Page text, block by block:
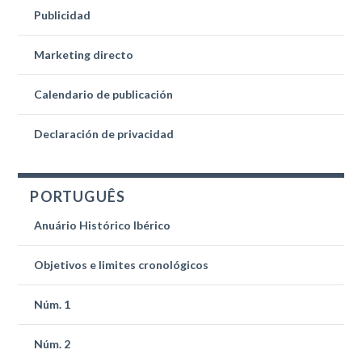
Publicidad
Marketing directo
Calendario de publicación
Declaración de privacidad
PORTUGUÊS
Anuário Histórico Ibérico
Objetivos e limites cronológicos
Núm. 1
Núm. 2